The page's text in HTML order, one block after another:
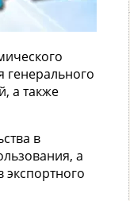
генерального
а также
в
а